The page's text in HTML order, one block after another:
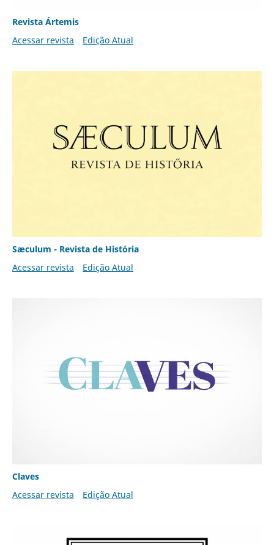
Revista Ártemis
Acessar revista
Edição Atual
Sæculum - Revista de História
Acessar revista
Edição Atual
Claves
Acessar revista
Edição Atual